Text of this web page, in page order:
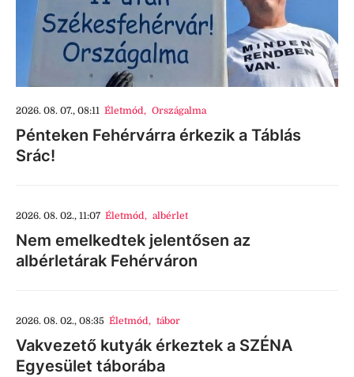
2026. 08. 07., 08:11 Életmód, Országalma
Pénteken Fehérvárra érkezik a Táblás
Srác!
2026. 08. 02., 11:07 Életmód, albérlet
Nem emelkedtek jelentősen az
albérletárak Fehérváron
2026. 08. 02., 08:35 Életmód, tábor
Vakvezető kutyák érkeztek a SZÉNA
Egyesület táborába